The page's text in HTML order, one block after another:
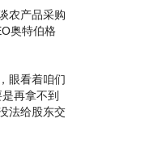
农产品采购
奥特伯格
眼看着咱们
再拿不到
法给股东交